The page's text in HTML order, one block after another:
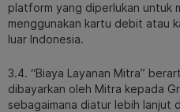
platform yang diperlukan untuk
menggunakan kartu debit atau
luar Indonesia.
3.4. “Biaya Layanan Mitra”
dibayarkan oleh Mitra kepada
sebagaimana diatur lebih lanjut